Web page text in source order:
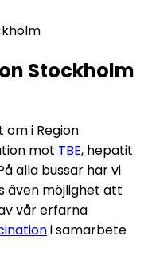
Stockholm
om i Region
mot TBE, hepatit
alla bussar har vi
även möjlighet att
vår erfarna
i samarbete